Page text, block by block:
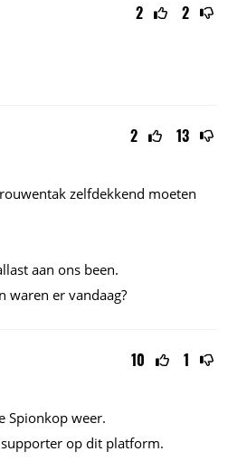
2 2
2 13
zelfdekkend moeten
aan ons been.
waren er vandaag?
10 1
Spionkop weer.
op dit platform.